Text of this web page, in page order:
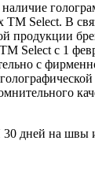
ТМ Select. В
продукции
Select с 1
с
дней на швы